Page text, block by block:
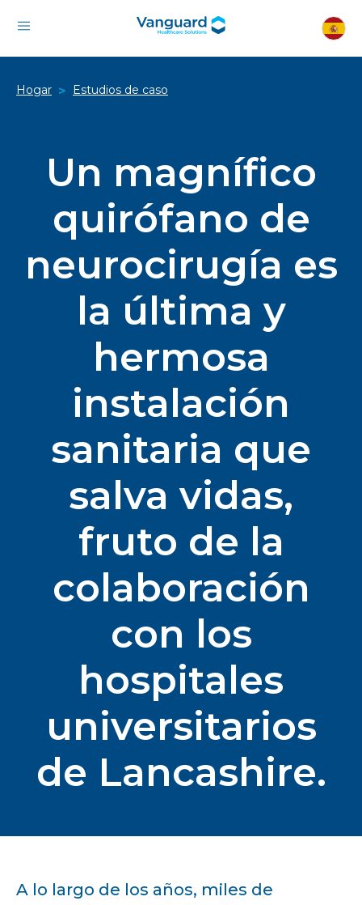
Hogar > Estudios de caso
Un magnífico
quirófano de
neurocirugía es
la última y
hermosa
instalación
sanitaria que
salva vidas,
fruto de la
colaboración
con los
hospitales
universitarios
de Lancashire.
A lo largo de los años, miles de